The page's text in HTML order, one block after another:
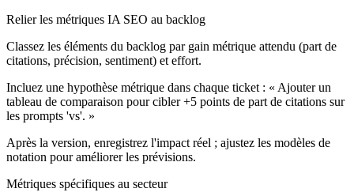
Relier les métriques IA SEO au backlog
Classez les éléments du backlog par gain métrique attendu (part de
citations, précision, sentiment) et effort.
Incluez une hypothèse métrique dans chaque ticket : « Ajouter un
tableau de comparaison pour cibler +5 points de part de citations sur
les prompts 'vs'. »
Après la version, enregistrez l'impact réel ; ajustez les modèles de
notation pour améliorer les prévisions.
Métriques spécifiques au secteur